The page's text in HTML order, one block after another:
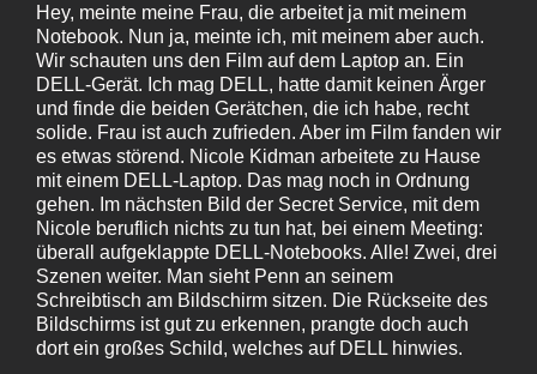
Hey, meinte meine Frau, die arbeitet ja mit meinem
Notebook. Nun ja, meinte ich, mit meinem aber auch.
Wir schauten uns den Film auf dem Laptop an. Ein
DELL-Gerät. Ich mag DELL, hatte damit keinen Ärger
und finde die beiden Gerätchen, die ich habe, recht
solide. Frau ist auch zufrieden. Aber im Film fanden wir
es etwas störend. Nicole Kidman arbeitete zu Hause
mit einem DELL-Laptop. Das mag noch in Ordnung
gehen. Im nächsten Bild der Secret Service, mit dem
Nicole beruflich nichts zu tun hat, bei einem Meeting:
überall aufgeklappte DELL-Notebooks. Alle! Zwei, drei
Szenen weiter. Man sieht Penn an seinem
Schreibtisch am Bildschirm sitzen. Die Rückseite des
Bildschirms ist gut zu erkennen, prangte doch auch
dort ein großes Schild, welches auf DELL hinwies.